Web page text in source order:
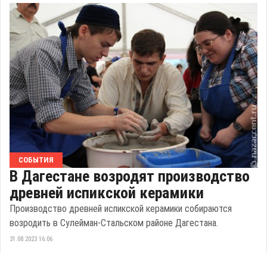
СОБЫТИЯ
В Дагестане возродят производство
древней испикской керамики
Производство древней испикской керамики собираются
возродить в Сулейман-Стальском районе Дагестана.
31.08.2023 16:06